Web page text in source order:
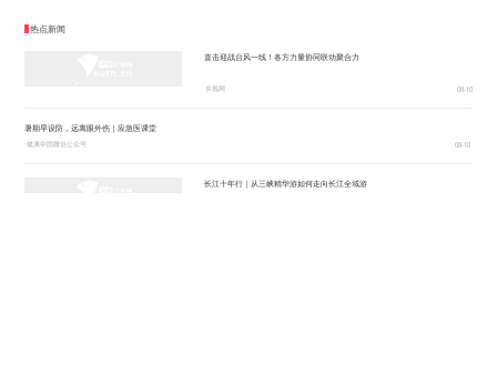
跑”，他也提醒大学生们在跑步时，“要保持身心放
松，呼吸频率相对固定，步频相对稳定，根据自己
的身体状况和心肺反应及时调整跑步速度，进行有
氧运动。”
传统，已有30多年的时间。一周上一次体育课、出
热点新闻
直击迎战台风一线！各方力量协同联动聚合力
央视网 08-10
暑期早设防，远离眼外伤｜应急医课堂
健康中国微信公众号 08-10
长江十年行｜从三峡精华游如何走向长江全域游